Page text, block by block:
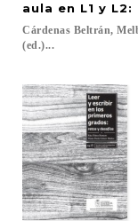
aula en L1 y
Cárdenas Beltrán,
(ed.)...